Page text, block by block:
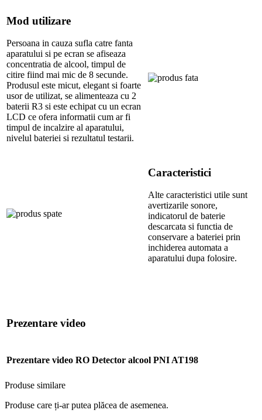
Mod utilizare
Persoana in cauza sufla catre fanta
aparatului si pe ecran se afiseaza
concentratia de alcool, timpul de
citire fiind mai mic de 8 secunde.
Produsul este micut, elegant si foarte
usor de utilizat, se alimenteaza cu 2
baterii R3 si este echipat cu un ecran
LCD ce ofera informatii cum ar fi
timpul de incalzire al aparatului,
nivelul bateriei si rezultatul testarii.
Caracteristici
Alte caracteristici utile sunt
avertizarile sonore,
indicatorul de baterie
descarcata si functia de
conservare a bateriei prin
inchiderea automata a
aparatului dupa folosire.
Prezentare video
Prezentare video RO Detector alcool PNI AT198
Produse similare
Produse care ți-ar putea plăcea de asemenea.